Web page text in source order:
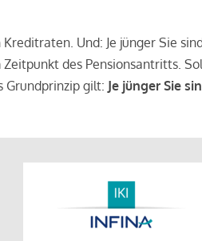
Und: Je jünger Sie
des Pensionsantritts.
Grundprinzip gilt: Je jünger Sie